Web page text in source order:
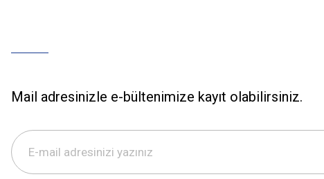
Mail adresinizle e-bültenimize kayıt olabilirsiniz.